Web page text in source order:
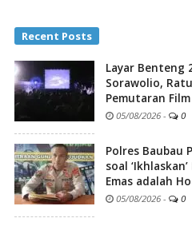
Recent Posts
Layar Benteng
Sorawolio,
Pemutaran
05/08/2026 - 0
Polres Baubau
soal
Emas adalah
05/08/2026 - 0